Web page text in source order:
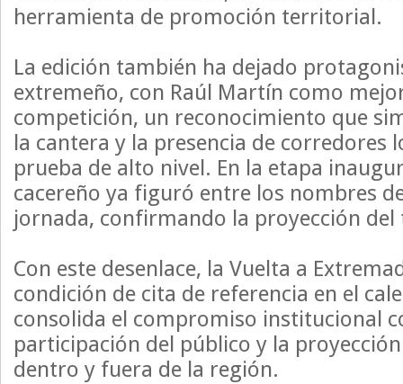
herramienta de promoción territorial.
La edición también ha dejado
extremeño, con Raúl Martín como
competición, un reconocimiento que
la cantera y la presencia de corredores
prueba de alto nivel. En la etapa
cacereño ya figuró entre los nombres
jornada, confirmando la proyección
Con este desenlace, la Vuelta a
condición de cita de referencia en el
consolida el compromiso institucional
participación del público y la
dentro y fuera de la región.